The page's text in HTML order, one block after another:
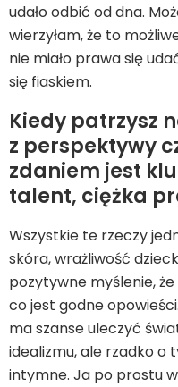
udało odbić od dna.
wierzyłam, że to
nie miało prawa się
się fiaskiem.
Kiedy patrzysz
z perspektywy
zdaniem jest
talent, ciężka
Wszystkie te rzeczy
skóra, wrażliwość
pozytywne myślenie,
co jest godne
ma szanse uleczyć
idealizmu, ale rzadko o
intymne. Ja po prostu